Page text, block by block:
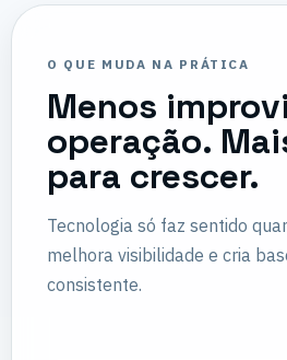
O QUE MUDA NA PRÁTICA
Menos
operação.
para crescer.
Tecnologia só faz sentido
melhora visibilidade e cria
consistente.